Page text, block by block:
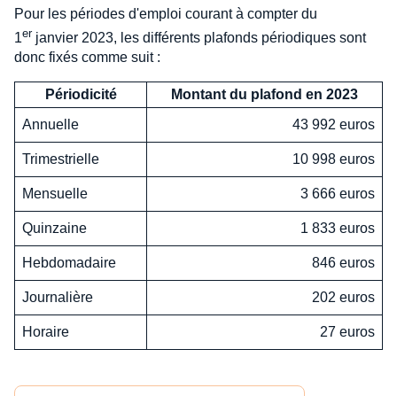
Pour les périodes d'emploi courant à compter du
1er janvier 2023, les différents plafonds périodiques sont
donc fixés comme suit :
Périodicité
Montant du plafond en 2023
Annuelle
43 992 euros
Trimestrielle 10 998 euros
Mensuelle 3 666 euros
Quinzaine 1 833 euros
Hebdomadaire 846 euros
Journalière 202 euros
Horaire 27 euros